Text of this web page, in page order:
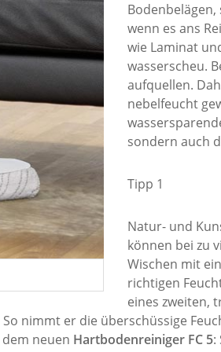
wenn es ans
wie Laminat
wasserscheu.
aufquellen.
nebelfeucht
sondern auch
Tipp 1
Natur- und
können bei zu
Wischen mit
richtigen
eines zweiten,
nimmt er die überschüssige
neuen Hartbodenreiniger FC 5: